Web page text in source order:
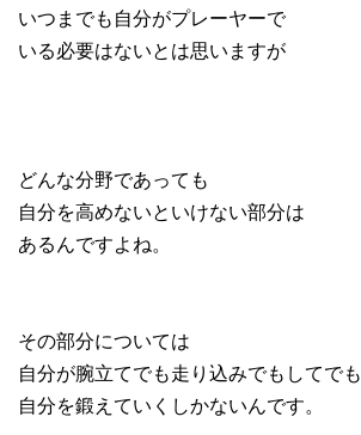
いつまでも自分がプレーヤーで
いる必要はないとは思いますが
どんな分野であっても
自分を高めないといけない部分は
あるんですよね。
その部分については
自分が腕立てでも走り込みでもしてでも
自分を鍛えていくしかないんです。